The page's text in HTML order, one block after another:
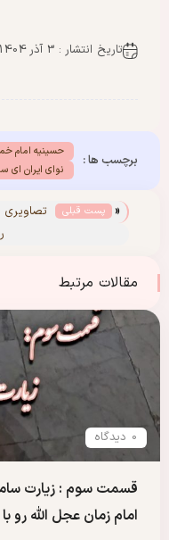
تاریخ انتشار : 3 آذر 1404
برچسب ها : حسینیه امام
نوای ایران ای
« پست قبلی
مقالات مرتبط
0 دیدگاه
قسمت سوم : زیارت
امام زمان عجل الله رو